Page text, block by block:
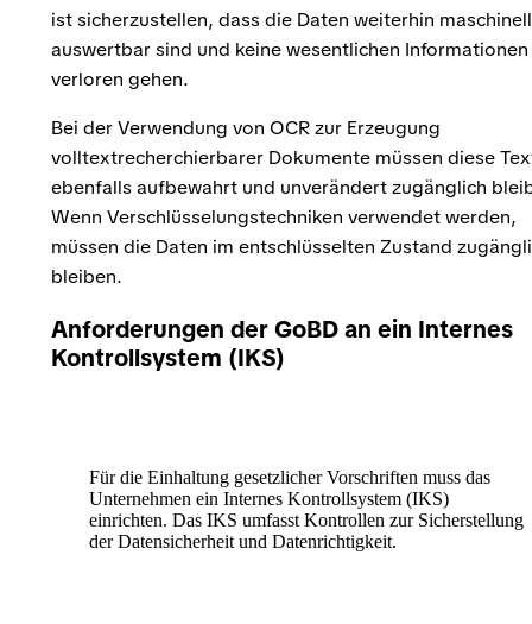
ist sicherzustellen, dass die Daten weiterhin maschinell
auswertbar sind und keine wesentlichen Informationen
verloren gehen.
Bei der Verwendung von OCR zur Erzeugung
volltextrecherchierbarer Dokumente müssen diese
ebenfalls aufbewahrt und unverändert zugänglich
Wenn Verschlüsselungstechniken verwendet werden,
müssen die Daten im entschlüsselten Zustand
bleiben.
Anforderungen der GoBD an ein Internes
Kontrollsystem (IKS)
Für die Einhaltung gesetzlicher Vorschriften muss das
Unternehmen ein Internes Kontrollsystem (IKS)
einrichten. Das IKS umfasst Kontrollen zur Sicherstellung
der Datensicherheit und Datenrichtigkeit.